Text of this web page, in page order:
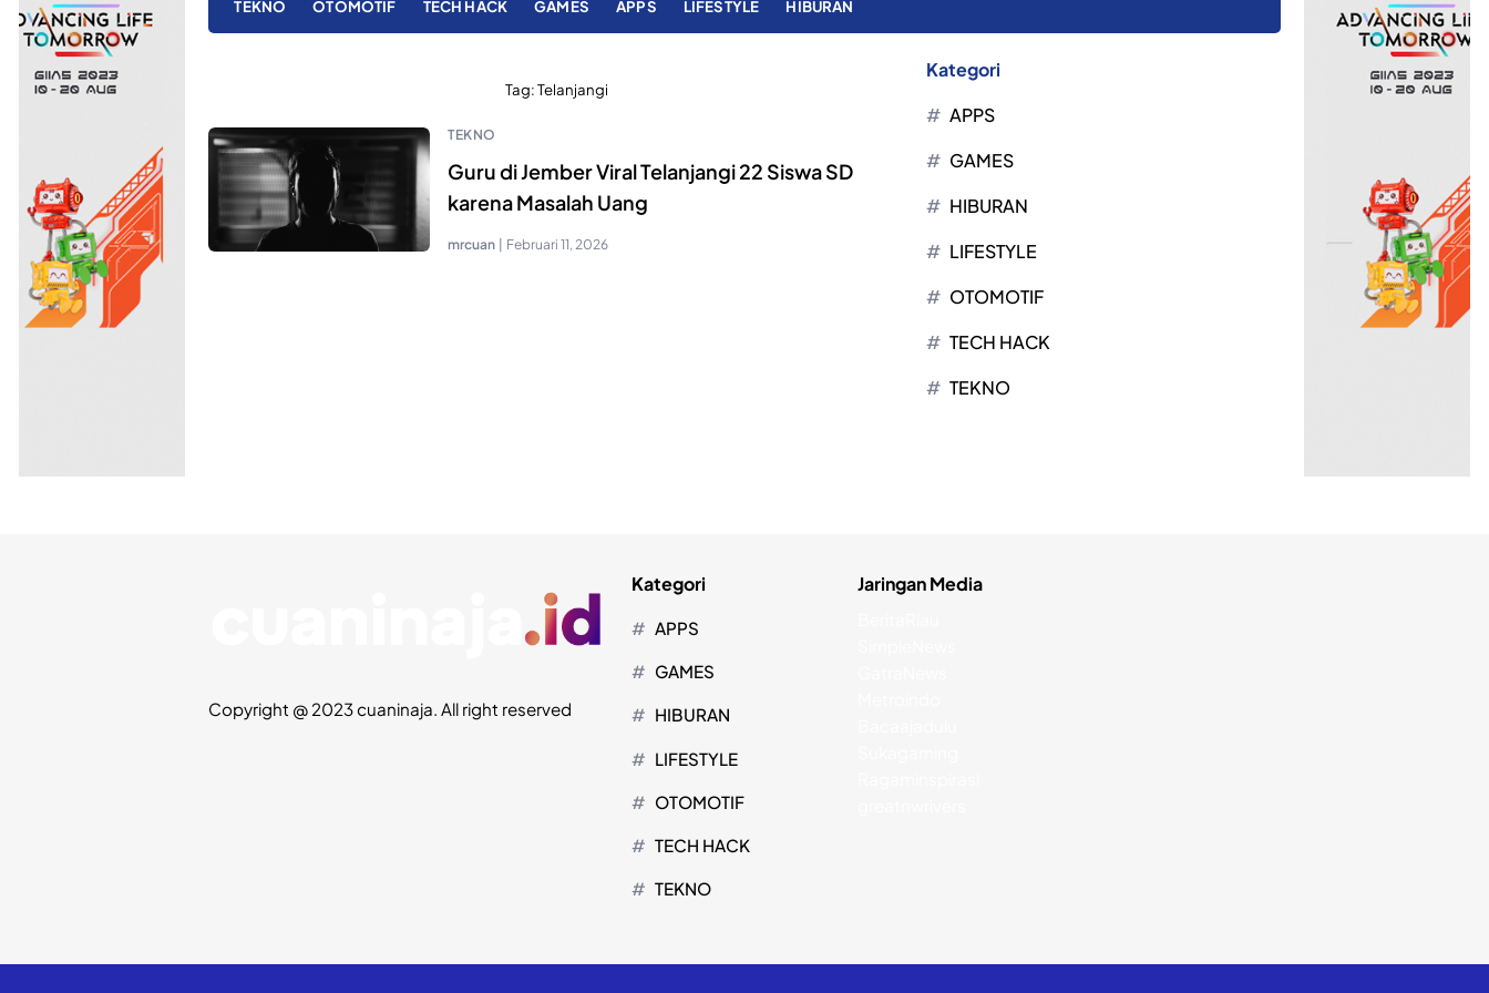
TEKNO OTOMOTIF TECH HACK GAMES APPS LIFESTYLE HIBURAN
Tag:Telanjangi
TEKNO
Guru di Jember Viral Telanjangi 22 Siswa SD
karena Masalah Uang
mrcuan | Februari 11, 2026
Kategori
APPS
GAMES
HIBURAN
LIFESTYLE
OTOMOTIF
TECH HACK
TEKNO
Copyright @ 2023 cuaninaja. All right reserved
Kategori
APPS
GAMES
HIBURAN
LIFESTYLE
OTOMOTIF
TECH HACK
TEKNO
Jaringan Media